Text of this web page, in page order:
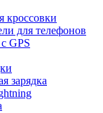
кроссовки
для телефонов
GPS
зарядка